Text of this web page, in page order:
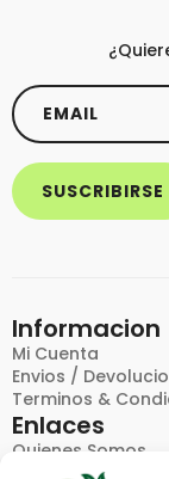
Email
*
SUSCRIBIRSE
Informacion
Mi Cuenta
Envios /
Terminos &
Enlaces
Quienes Somos